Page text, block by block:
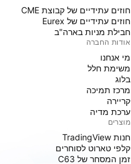
חוזים עתידיים של קבוצת CME
חוזים עתידיים של Eurex
חבילת מניות בארה"ב
אודות החברה
מי אנחנו
משימת חלל
בלוג
מרכז תמיכה
קריירה
ערכת מדיה
מוצרים
חנות TradingView
קלפי טארוט לסוחרים
זמן המסחר של C63